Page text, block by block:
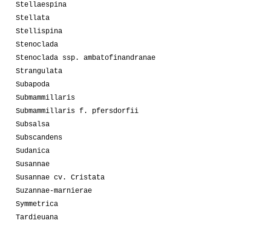
Stellaespina
Stellata
Stellispina
Stenoclada
Stenoclada ssp. ambatofinandranae
Strangulata
Subapoda
Submammillaris
Submammillaris f. pfersdorfii
Subsalsa
Subscandens
Sudanica
Susannae
Susannae cv. Cristata
Suzannae-marnierae
Symmetrica
Tardieuana